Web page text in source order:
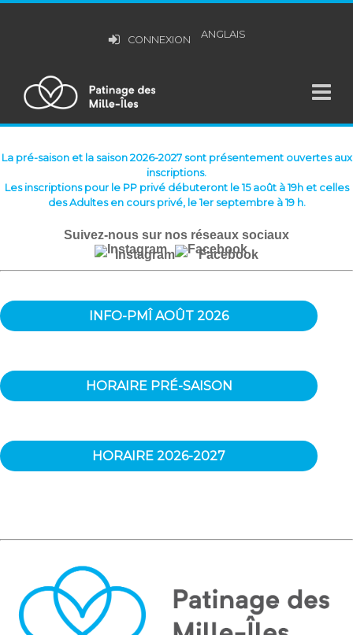
CONNEXION ANGLAIS
La pré-saison et la saison 2026-2027 sont présentement ouvertes aux
inscriptions.
Les inscriptions pour le PP privé débuteront le 15 août à 19h et celles
des Adultes en cours privé, le 1er septembre à 19 h.
Suivez-nous sur nos réseaux sociaux
Instagram
Facebook
INFO-PMÎ AOÛT 2026
HORAIRE PRÉ-SAISON
HORAIRE 2026-2027